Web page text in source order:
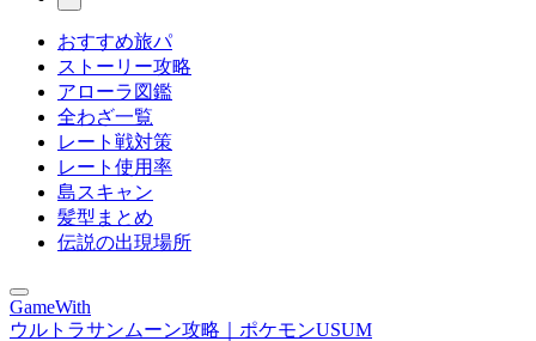
おすすめ旅パ
ストーリー攻略
アローラ図鑑
全わざ一覧
レート戦対策
レート使用率
島スキャン
髪型まとめ
伝説の出現場所
GameWith
ウルトラサンムーン攻略｜ポケモンUSUM